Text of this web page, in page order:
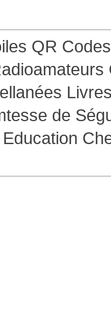
QR Codes
de
Education